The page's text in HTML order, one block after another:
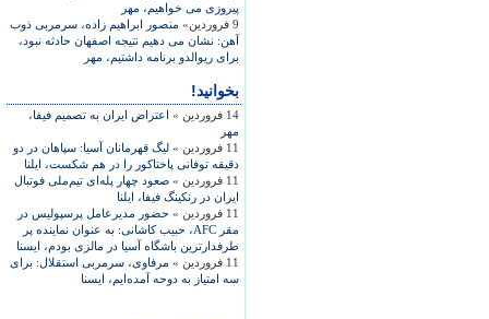
پيروزی می خواهيم، مهر
9 فروردین»
منصور ابراهيم زاده، سرمربی ذوب
آهن: نشان می دهيم نتيجه اصفهان حادثه نبود،
برای ريوالدو برنامه داشتيم، مهر
بخوانید!
14 فروردین »
اعتراض ایران به تصمیم فیفا،
مهر
11 فروردین »
ليگ قهرمانان آسيا: سپاهان در دو
دقيقه توفانی پاختاکور را در هم شکست، ايلنا
11 فروردین »
صعود چهار پله‌ای تيم‌ملی فوتبال
ايران در رنکينگ فيفا، ايلنا
11 فروردین »
حضور مديرعامل پرسپوليس در
مقر AFC، حبيب کاشانی: به عنوان نماينده پر
طرفدارترين باشگاه آسيا در مالزی بودم، ايسنا
11 فروردین »
مرفاوی، سرمربی استقلال: برای
سه امتياز به دوحه آمده‌ايم، ايسنا